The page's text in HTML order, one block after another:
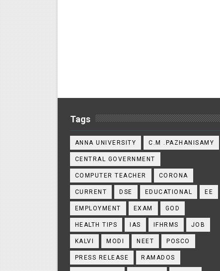
Tags
ANNA UNIVERSITY C.M .PAZHANISAMY
CENTRAL GOVERNMENT
COMPUTER TEACHER CORONA
CURRENT DSE EDUCATIONAL EE
EMPLOYMENT EXAM GOD
HEALTH TIPS IAS IFHRMS JOB
KALVI MODI NEET POSCO
PRESS RELEASE RAMADOS